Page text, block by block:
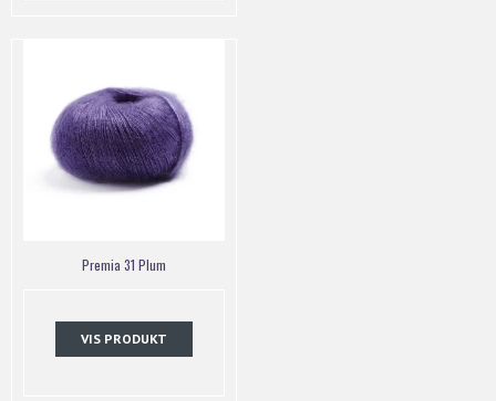
Premia 31 Plum
VIS PRODUKT